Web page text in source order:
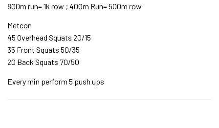
800m run= 1k row ; 400m Run= 500m row
Metcon
45 Overhead Squats 20/15
35 Front Squats 50/35
20 Back Squats 70/50
Every min perform 5 push ups